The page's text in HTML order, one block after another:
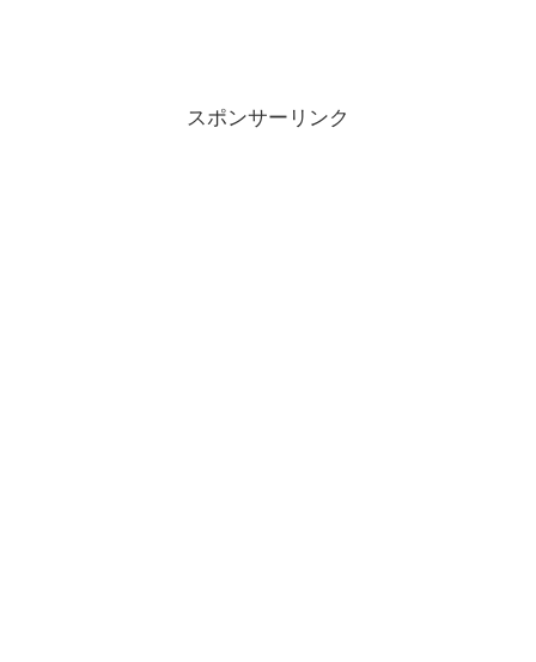
スポンサーリンク